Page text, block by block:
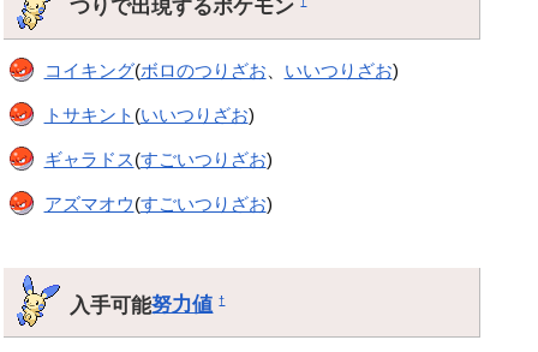
つりで出現するポケモン
コイキング(ボロのつりざお いいつりざお)
トサキント (いいつりざお)
ギャラドス(すごいつりざお)
アズマオウ(すごいつりざお)
入手可能努力値 †